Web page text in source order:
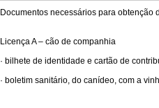
Documentos necessários para
Licença A – cão de companhia
· bilhete de identidade e cartão de
· boletim sanitário, do canídeo, com a